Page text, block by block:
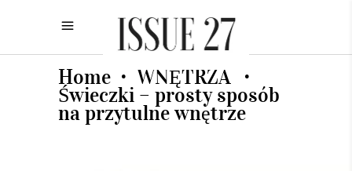
Home • WNĘTRZA •
Świeczki – prosty sposób
na przytulne wnętrze